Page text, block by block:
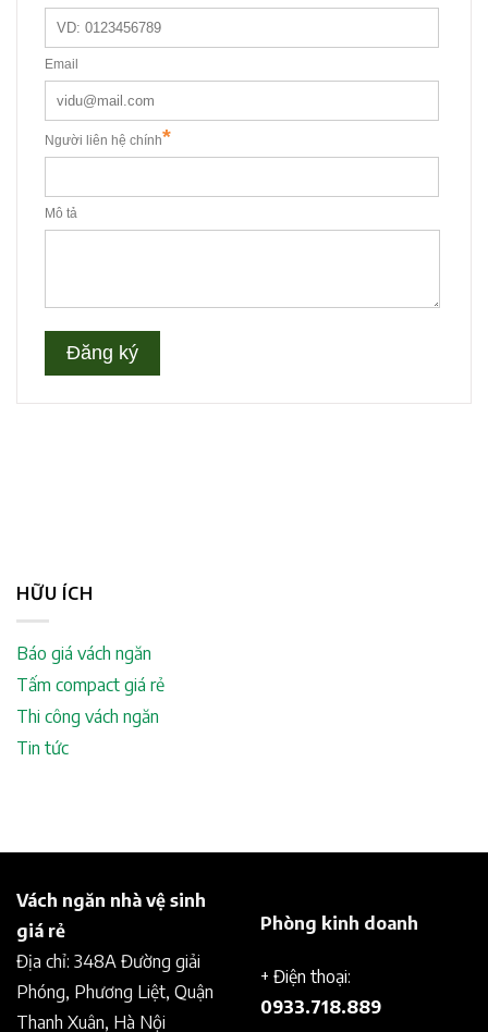
HỮU ÍCH
Báo giá vách ngăn
Tấm compact giá rẻ
Thi công vách ngăn
Tin tức
Vách ngăn nhà vệ sinh
giá rẻ
Địa chỉ: 348A Đường giải
Phóng, Phương Liệt, Quận
Thanh Xuân, Hà Nội
Phòng kinh doanh
+ Điện thoại:
0933.718.889